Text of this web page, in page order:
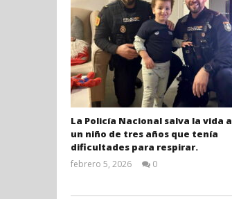
La Policía Nacional salva la vida a
un niño de tres años que tenía
dificultades para respirar.
febrero 5, 2026
0